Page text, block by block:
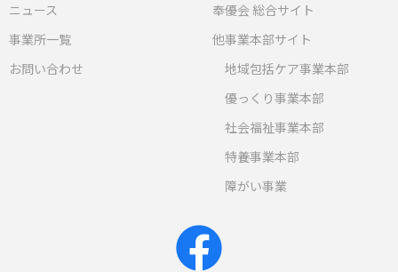
ニュース
事業所一覧
お問い合わせ
奉優会 総合サイト
他事業本部サイト
地域包括ケア事業本部
優っくり事業本部
社会福祉事業本部
特養事業本部
障がい事業